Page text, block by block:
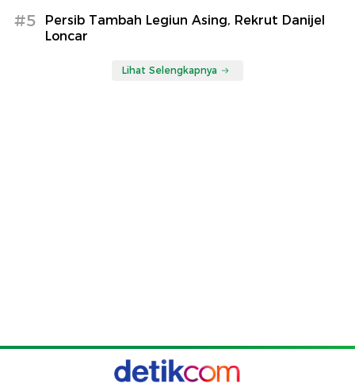
#5
Persib Tambah Legiun Asing, Rekrut Danijel
Loncar
Lihat Selengkapnya